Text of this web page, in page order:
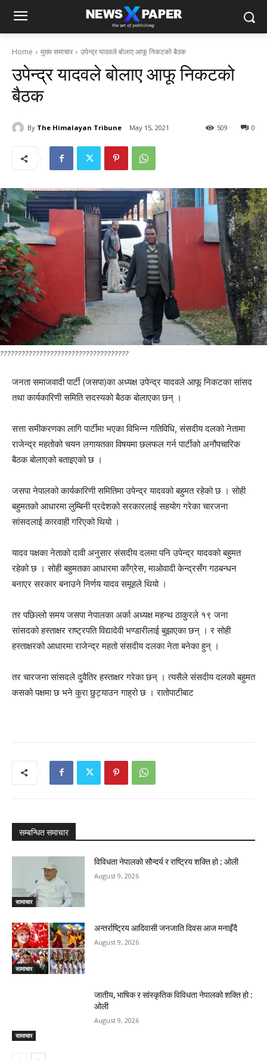
Home मुख्य समाचार उपेन्द्र यादवले बोलाए आफू निकटको बैठक
उपेन्द्र यादवले बोलाए आफू निकटको
बैठक
By The Himalayan Tribune May 15, 2021 0
509
????????????????????????????????????
जनता समाजवादी पार्टी (जसपा)का अध्यक्ष उपेन्द्र यादवले आफू निकटका सांसद
तथा कार्यकारिणी समिति सदस्यको बैठक बोलाएका छन् ।
सत्ता समीकरणका लागि पार्टीमा भएका विभिन्न गतिविधि, संसदीय दलको नेतामा
राजेन्द्र महतोको चयन लगायतका विषयमा छलफल गर्न पार्टीको अनौपचारिक
बैठक बोलाएको बताइएको छ ।
जसपा नेपालको कार्यकारिणी समितिमा उपेन्द्र यादवको बहुमत रहेको छ । सोही
बहुमतको आधारमा लुम्बिनी प्रदेशको सरकारलाई सहयोग गरेका चारजना
सांसदलाई कारवाही गरिएको थियो ।
यादव पक्षका नेताको दावी अनुसार संसदीय दलमा पनि उपेन्द्र यादवको बहुमत
रहेको छ । सोही बहुमतका आधारमा काँग्रेस, माओवादी केन्द्रसँग गठबन्धन
बनाएर सरकार बनाउने निर्णय यादव समूहले थियो ।
तर पछिल्लो समय जसपा नेपालका अर्का अध्यक्ष महन्थ ठाकुरले १९ जना
सांसदको हस्ताक्षर राष्ट्रपति विद्यादेवी भण्डारीलाई बुझाएका छन् । र सोही
हस्ताक्षरको आधारमा राजेन्द्र महतो संसदीय दलका नेता बनेका हुन् ।
तर चारजना सांसदले दुवैतिर हस्ताक्षर गरेका छन् । त्यसैले संसदीय दलको बहुमत
कसको पक्षमा छ भने कुरा छुट्याउन गाह्रो छ । रातोपाटीबाट
सम्बन्धित समाचार
सामाचार
विविधता नेपालको सौन्दर्य र राष्ट्रिय शक्ति हो : ओली
August 9, 2026
सामाचार
अन्तर्राष्ट्रिय आदिवासी जनजाति दिवस आज मनाइँदै
August 9, 2026
सामाचार
जातीय, भाषिक र सांस्कृतिक विविधता नेपालको शक्ति हो :
ओली
August 9, 2026